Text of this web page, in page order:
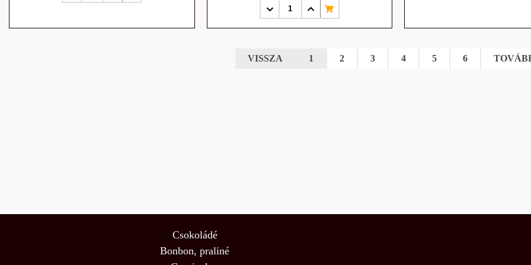
VISSZA 1 2 3 4 5 6
Csokoládé
Bonbon, praliné